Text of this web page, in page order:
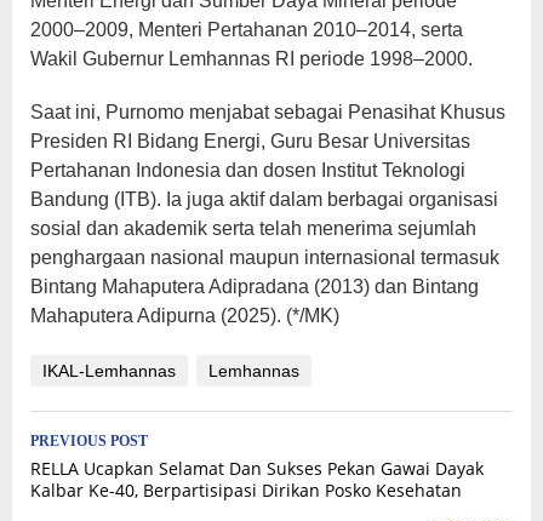
2000–2009, Menteri Pertahanan 2010–2014, serta
Wakil Gubernur Lemhannas RI periode 1998–2000.
Saat ini, Purnomo menjabat sebagai Penasihat Khusus
Presiden RI Bidang Energi, Guru Besar Universitas
Pertahanan Indonesia dan dosen Institut Teknologi
Bandung (ITB). Ia juga aktif dalam berbagai organisasi
sosial dan akademik serta telah menerima sejumlah
penghargaan nasional maupun internasional termasuk
Bintang Mahaputera Adipradana (2013) dan Bintang
Mahaputera Adipurna (2025). (*/MK)
IKAL-Lemhannas Lemhannas
Post
navigation
PREVIOUS POST
RELLA Ucapkan Selamat Dan Sukses Pekan Gawai Dayak
Kalbar Ke-40, Berpartisipasi Dirikan Posko Kesehatan